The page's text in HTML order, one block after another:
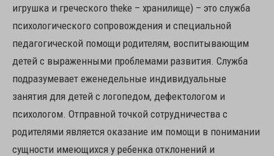
игрушка и греческого theke – хранилище) – это служба
психологического сопровождения и специальной
педагогической помощи родителям, воспитывающим
детей с выраженными проблемами развития. Служба
подразумевает еженедельные индивидуальные
занятия для детей с логопедом, дефектологом и
психологом. Отправной точкой сотрудничества с
родителями является оказание им помощи в понимании
сущности имеющихся у ребенка отклонений и